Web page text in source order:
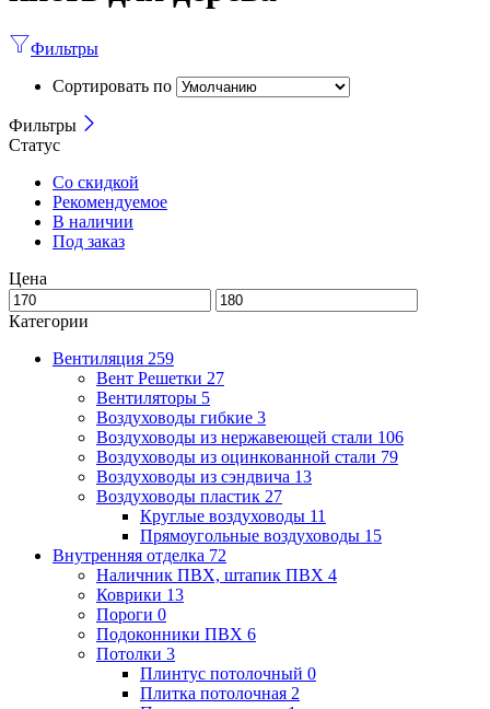
Фильтры
Сортировать по
Фильтры
Статус
Со скидкой
Рекомендуемое
В наличии
Под заказ
Цена
Категории
Вентиляция 259
Вент Решетки 27
Вентиляторы 5
Воздуховоды гибкие 3
Воздуховоды из нержавеющей стали 106
Воздуховоды из оцинкованной стали 79
Воздуховоды из сэндвича 13
Воздуховоды пластик 27
Круглые воздуховоды 11
Прямоугольные воздуховоды 15
Внутренняя отделка 72
Наличник ПВХ, штапик ПВХ 4
Коврики 13
Пороги 0
Подоконники ПВХ 6
Потолки 3
Плинтус потолочный 0
Плитка потолочная 2